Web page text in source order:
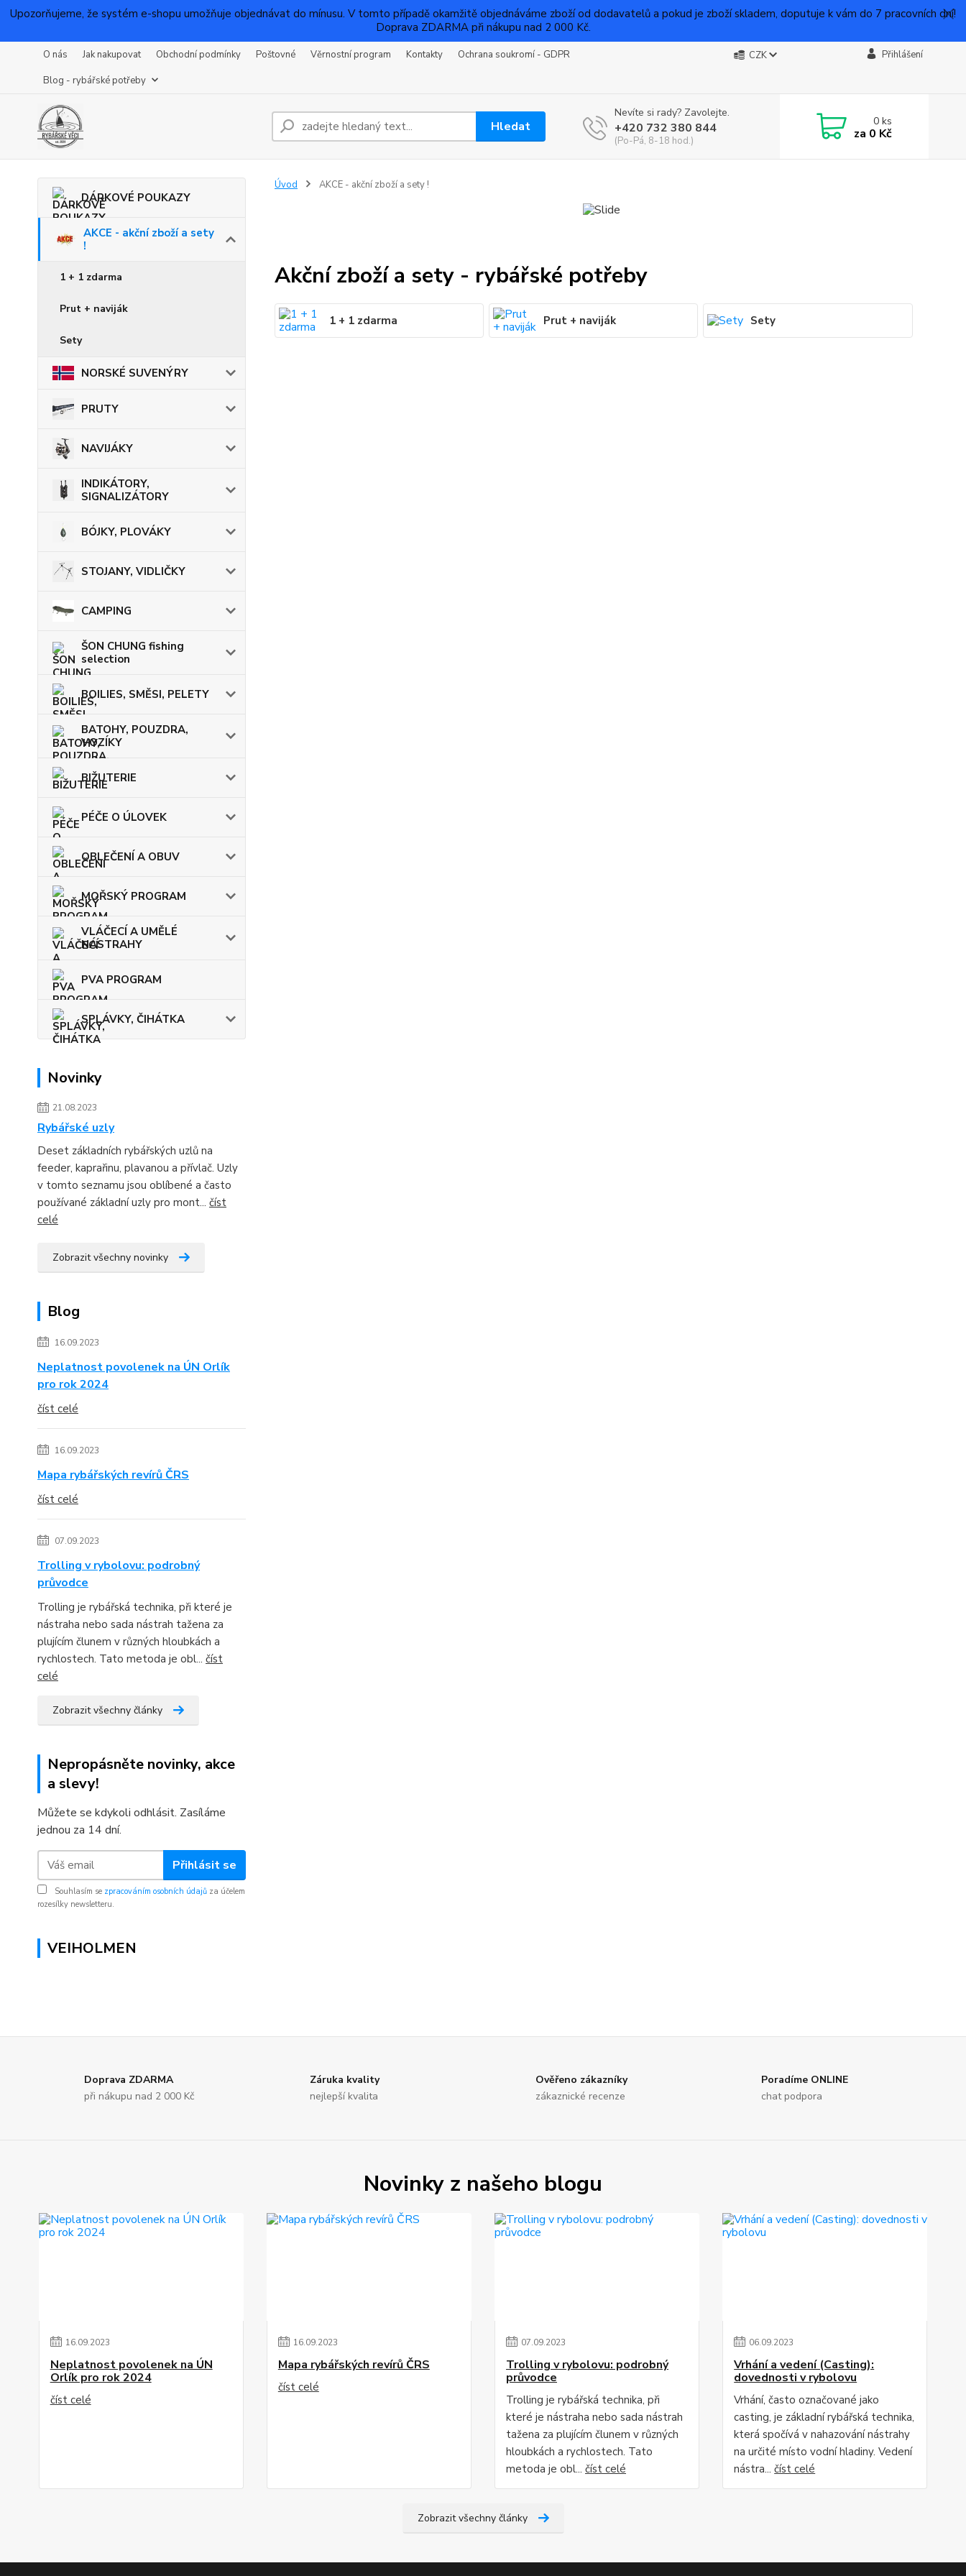
Upozorňujeme, že systém e-shopu umožňuje objednávat do mínusu. V tomto případě okamžitě objednáváme zboží od dodavatelů a pokud je zboží skladem, doputuje k vám do 7 pracovních dní!
Doprava ZDARMA při nákupu nad 2 000 Kč.
O nás Jak nakupovat Obchodní podmínky Poštovné Věrnostní program Kontakty
Ochrana soukromí - GDPR
Blog - rybářské potřeby
CZK Přihlášení
Hledat
Nevíte si rady? Zavolejte.
+420 732 380 844
(Po-Pá, 8-18 hod.)
0ks
za 0 Kč
DÁRKOVÉ POUKAZY
AKCE - akční zboží a sety
!
1 + 1 zdarma
Prut + naviják
Sety
NORSKÉ SUVENÝRY
PRUTY
NAVIJÁKY
INDIKÁTORY,
SIGNALIZÁTORY
BÓJKY, PLOVÁKY
STOJANY, VIDLIČKY
CAMPING
ŠON CHUNG fishing
selection
BOILIES, SMĚSI, PELETY
BATOHY, POUZDRA,
VOZÍKY
BIŽUTERIE
PÉČE O ÚLOVEK
OBLEČENÍ A OBUV
MOŘSKÝ PROGRAM
VLÁČECÍ A UMĚLÉ
NÁSTRAHY
PVA PROGRAM
SPLÁVKY, ČIHÁTKA
Novinky
21.08.2023
Rybářské uzly
Deset základních rybářských uzlů na
feeder, kaprařinu, plavanou a přívlač. Uzly
v tomto seznamu jsou oblíbené a často
používané základní uzly pro mont... číst
celé
Zobrazit všechny novinky
Blog
16.09.2023
Neplatnost povolenek na ÚN Orlík
pro rok 2024
číst celé
16.09.2023
Mapa rybářských revírů ČRS
číst celé
07.09.2023
Trolling v rybolovu: podrobný
průvodce
Trolling je rybářská technika, při které je
nástraha nebo sada nástrah tažena za
plujícím člunem v různých hloubkách a
rychlostech. Tato metoda je obl... číst
celé
Zobrazit všechny články
Nepropásněte novinky, akce
a slevy!
Můžete se kdykoli odhlásit. Zasíláme
jednou za 14 dní.
Přihlásit se
Souhlasím se zpracováním osobních údajů za účelem
rozesílky newsletteru.
VEIHOLMEN
Úvod AKCE - akční zboží a sety !
Akční zboží a sety - rybářské potřeby
1 + 1 zdarma Prut + naviják Sety
Doprava ZDARMA
při nákupu nad 2 000 Kč
Záruka kvality
nejlepší kvalita
Ověřeno zákazníky
zákaznické recenze
Poradíme ONLINE
chat podpora
Novinky z našeho blogu
16.09.2023
Neplatnost povolenek na ÚN
Orlík pro rok 2024
číst celé
16.09.2023
Mapa rybářských revírů ČRS
číst celé
07.09.2023
Trolling v rybolovu: podrobný
průvodce
Trolling je rybářská technika, při
které je nástraha nebo sada nástrah
tažena za plujícím člunem v různých
hloubkách a rychlostech. Tato
metoda je obl... číst celé
06.09.2023
Vrhání a vedení (Casting):
dovednosti v rybolovu
Vrhání, často označované jako
casting, je základní rybářská technika,
která spočívá v nahazování nástrahy
na určité místo vodní hladiny. Vedení
nástra...číst celé
Zobrazit všechny články